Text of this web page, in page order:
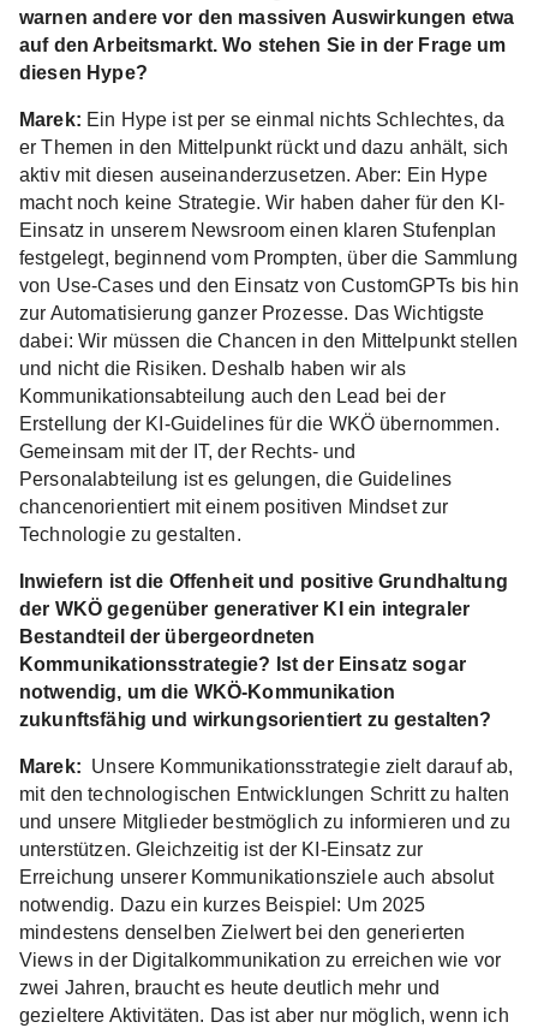
warnen andere vor den massiven Auswirkungen etwa
auf den Arbeitsmarkt. Wo stehen Sie in der Frage um
diesen Hype?
Marek: Ein Hype ist per se einmal nichts Schlechtes, da
er Themen in den Mittelpunkt rückt und dazu anhält, sich
aktiv mit diesen auseinanderzusetzen. Aber: Ein Hype
macht noch keine Strategie. Wir haben daher für den KI-
Einsatz in unserem Newsroom einen klaren Stufenplan
festgelegt, beginnend vom Prompten, über die Sammlung
von Use-Cases und den Einsatz von CustomGPTs bis hin
zur Automatisierung ganzer Prozesse. Das Wichtigste
dabei: Wir müssen die Chancen in den Mittelpunkt stellen
und nicht die Risiken. Deshalb haben wir als
Kommunikationsabteilung auch den Lead bei der
Erstellung der KI-Guidelines für die WKÖ übernommen.
Gemeinsam mit der IT, der Rechts- und
Personalabteilung ist es gelungen, die Guidelines
chancenorientiert mit einem positiven Mindset zur
Technologie zu gestalten.
Inwiefern ist die Offenheit und positive Grundhaltung
der WKÖ gegenüber generativer KI ein integraler
Bestandteil der übergeordneten
Kommunikationsstrategie? Ist der Einsatz sogar
notwendig, um die WKÖ-Kommunikation
zukunftsfähig und wirkungsorientiert zu gestalten?
Marek: Unsere Kommunikationsstrategie zielt darauf ab,
mit den technologischen Entwicklungen Schritt zu halten
und unsere Mitglieder bestmöglich zu informieren und zu
unterstützen. Gleichzeitig ist der KI-Einsatz zur
Erreichung unserer Kommunikationsziele auch absolut
notwendig. Dazu ein kurzes Beispiel: Um 2025
mindestens denselben Zielwert bei den generierten
Views in der Digitalkommunikation zu erreichen wie vor
zwei Jahren, braucht es heute deutlich mehr und
gezieltere Aktivitäten. Das ist aber nur möglich, wenn ich